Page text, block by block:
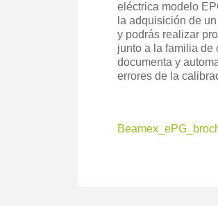
eléctrica modelo
la adquisición de
y podrás realizar
junto a la familia de
documenta y
errores de la